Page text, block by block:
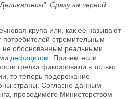
Сразу за черной
крупа или, как ее называют
потребителей стремительным
не обоснованным реальными
дефицитом . Причем если
гречки фиксировали в только
то теперь подорожание
страны. Согласно данным
проводимого Министерством